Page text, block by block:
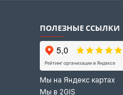
ПОЛЕЗНЫЕ ССЫЛКИ
Мы на Яндекс картах
Мы в 2GIS